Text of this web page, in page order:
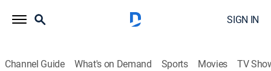
SIGN IN
Channel Guide What's on Demand Sports Movies TV